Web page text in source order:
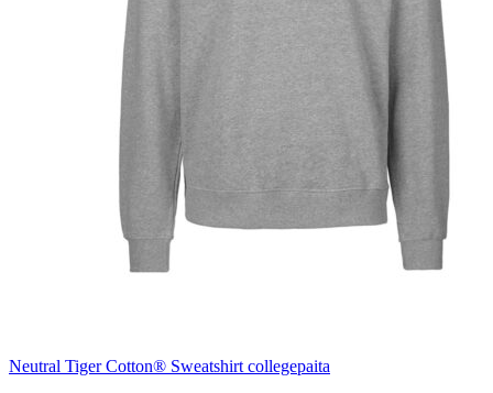
Neutral Tiger Cotton® Sweatshirt collegepaita